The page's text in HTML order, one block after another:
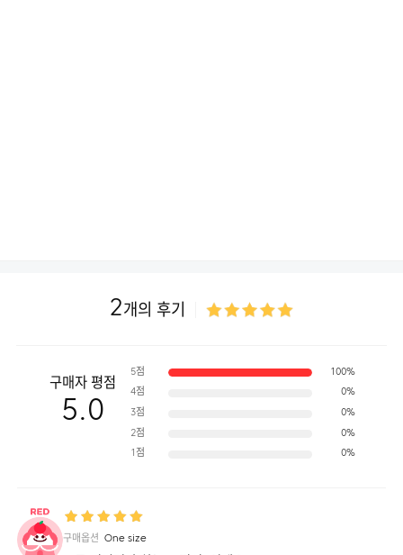
2개의 후기
구매자 평점
5.0
5점 100%
4점 0%
3점 0%
2점 0%
1점 0%
구매옵션 One size